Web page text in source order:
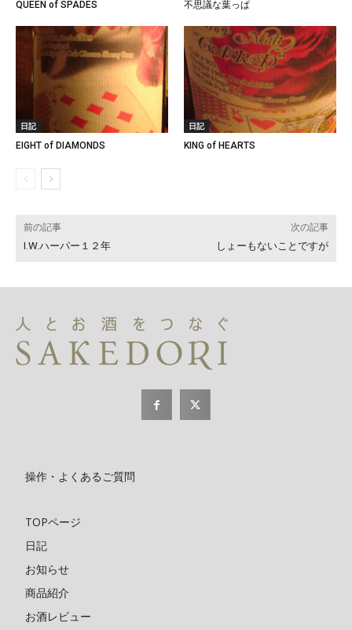
QUEEN of SPADES
不思議な葉っぱ
日記
EIGHT of DIAMONDS
日記
KING of HEARTS
前の記事
I.W.ハーパー１２年
次の記事
しょーもないことですが
操作・よくあるご質問
TOPページ
日記
お知らせ
商品紹介
お酒レビュー